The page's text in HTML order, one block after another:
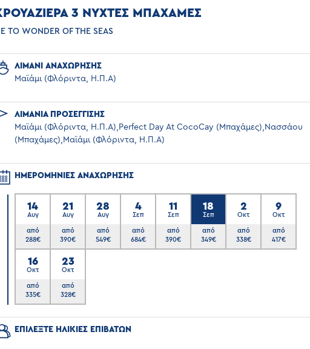
3 ΝΥΧΤΕΣ ΜΠΑΧΑΜΕΣ
ΤΟ WONDER OF THE SEAS
ΛΙΜΑΝΙ ΑΝΑΧΩΡΗΣΗΣ
Μαϊάμι (Φλόριντα, Η.Π.Α)
ΛΙΜΑΝΙΑ ΠΡΟΣΕΓΓΙΣΗΣ
Μαϊάμι (Φλόριντα, Η.Π.Α),Perfect Day At CocoCay (Μπαχάμες),Νασσάου
(Μπαχάμες),Μαϊάμι (Φλόριντα, Η.Π.Α)
ΗΜΕΡΟΜΗΝΙΕΣ ΑΝΑΧΩΡΗΣΗΣ
14
Αυγ
από
288€
21
Αυγ
από
390€
28
Αυγ
από
549€
4
Σεπ
από
684€
11
Σεπ
από
390€
18
Σεπ
από
349€
2
Οκτ
από
338€
9
Οκτ
από
417€
16
Οκτ
από
335€
23
Οκτ
από
328€
ΕΠΙΛΕΞΤΕ ΗΛΙΚΙΕΣ ΕΠΙΒΑΤΩΝ